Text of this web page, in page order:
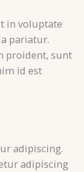
in voluptate
pariatur.
proident, sunt
id est
adipiscing.
adipiscing